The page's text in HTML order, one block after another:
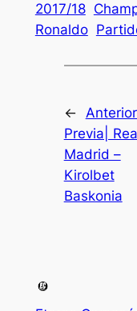
2017/18
Ronaldo
←
Previa|
Madrid –
Kirolbet
Baskonia